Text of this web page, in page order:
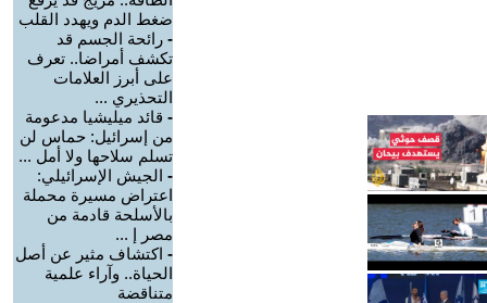
ضغط الدم ويهدد القلب
- رائحة الجسم قد
تكشف أمراضا.. تعرف
على أبرز العلامات
التحذيري ...
- قائد ميليشيا مدعومة
من إسرائيل: حماس لن
تسلم سلاحها ولا أمل ...
- الجيش الإسرائيلي:
اعتراض مسيرة محملة
بالأسلحة قادمة من
مصر إ ...
- اكتشاف مثير عن أصل
الحياة.. وآراء علمية
متناقضة